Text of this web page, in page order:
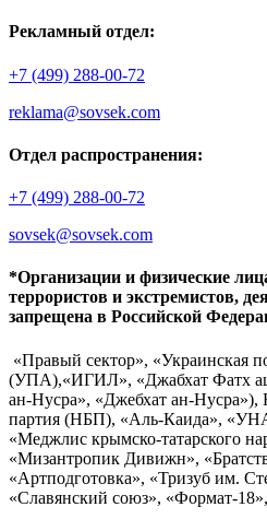
Рекламный отдел:
+7 (499) 288-00-72
reklama@sovsek.com
Отдел распространения:
+7 (499) 288-00-72
sovsek@sovsek.com
*Организации и физические
террористов и экстремистов,
запрещена в Российской
«Правый сектор», «Украинская
(УПА),«ИГИЛ», «Джабхат Фатх
ан-Нусра», «Джебхат ан-Нусра»),
партия (НБП), «Аль-Каида»,
«Меджлис крымско-татарского
«Мизантропик Дивижн»,
«Артподготовка», «Тризуб им.
«Славянский союз», «Формат-